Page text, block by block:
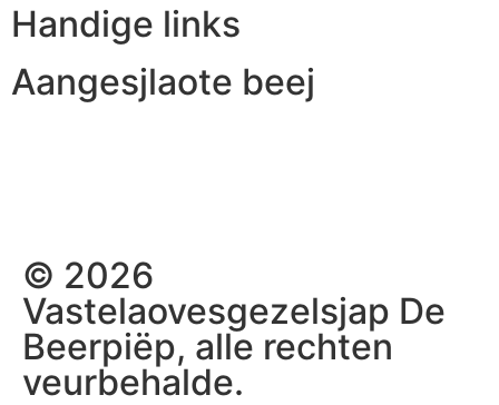
Handige links
Aangesjlaote beej
© 2026
Vastelaovesgezelsjap De
Beerpiëp, alle rechten
veurbehalde.